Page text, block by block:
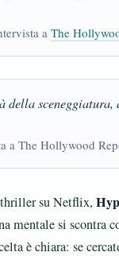
a The
sceneggiatura,
a The Hollywood
su Netflix,
mentale si scontra
è chiara: se